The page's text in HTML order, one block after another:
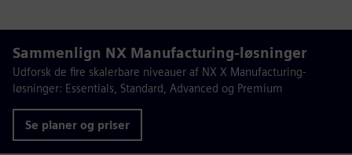
Sammenlign NX Manufacturing-løsninger
Udforsk de fire skalerbare niveauer af NX X Manufacturing-
løsninger: Essentials, Standard, Advanced og Premium
Se planer og priser